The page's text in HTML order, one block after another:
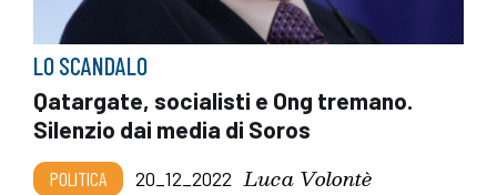
LO SCANDALO
Qatargate, socialisti e Ong tremano.
Silenzio dai media di Soros
POLITICA 20_12_2022 Luca Volontè